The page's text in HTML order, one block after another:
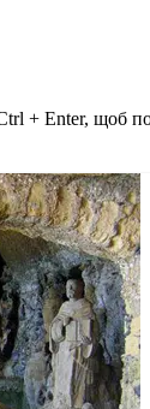
+ Enter, щоб